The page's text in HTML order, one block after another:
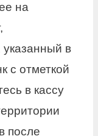
на
в
с отметкой
в кассу
после